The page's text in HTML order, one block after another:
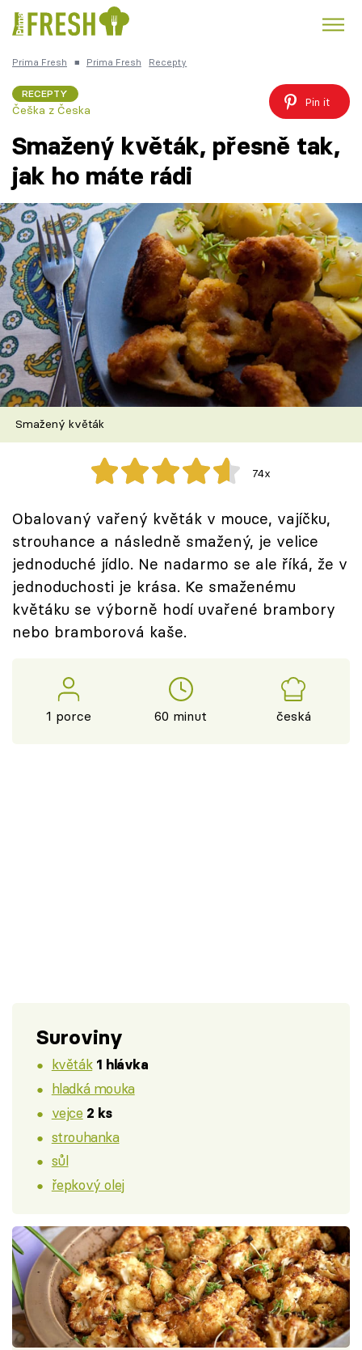
Česká kuchyně
Témata
Recepty
Články
TV Program
Škola vaření
Recepty z TV
Speciál: Cuketa
Sledujte prima+
Přihlášení
Prima Fresh ■ Prima Fresh Recepty
RECEPTY
Češka z Česka
Pin it
Smažený květák, přesně tak,
jak ho máte rádi
Smažený květák
74x
Obalovaný vařený květák v mouce, vajíčku,
strouhance a následně smažený, je velice
jednoduché jídlo. Ne nadarmo se ale říká, že v
jednoduchosti je krása. Ke smaženému
květáku se výborně hodí uvařené brambory
nebo bramborová kaše.
1 porce 60 minut česká
Suroviny
květák 1 hlávka
hladká mouka
vejce 2 ks
strouhanka
sůl
řepkový olej